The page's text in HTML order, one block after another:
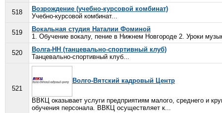
518
Возрождение (учебно-курсовой комбинат)
Учебно-курсовой комбинат...
519
Вокальная студия Наталии Фоминой
1. Обучение вокалу, пение в Нижнем Новгороде 2. Уроки
520
Волга-НН (танцевально-спортивный клуб)
Танцевально-спортивный клуб...
521
Волго-Вятский кадровый Центр
ВВКЦ оказывает услуги предприятиям малого, среднего и
обучения персонала. ВВКЦ осуществляет к...